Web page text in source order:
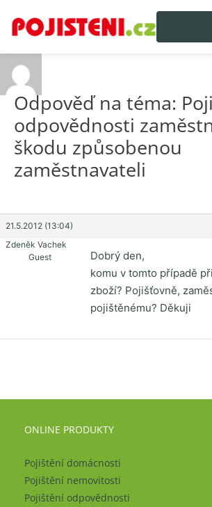
Odpověď na téma:
odpovědnosti
škodu způsobenou
zaměstnavateli
21.5.2012 (13:04)
Zdeněk Vachek
Guest
Dobrý den,
komu v tomto případě
zboží? Pojišťovně,
pojištěnému? Děkuji
ONLINE PRODUKTY
Pojištění domácnosti
Pojištění nemovitosti
Pojištění odpovědnosti